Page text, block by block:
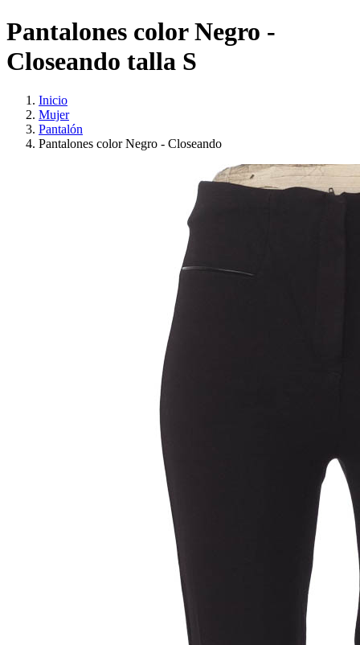
Pantalones color Negro -
Closeando talla S
Inicio
Mujer
Pantalón
Pantalones color Negro - Closeando